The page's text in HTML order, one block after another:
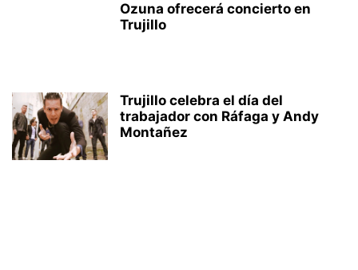
Ozuna ofrecerá concierto en
Trujillo
Trujillo celebra el día del
trabajador con Ráfaga y Andy
Montañez